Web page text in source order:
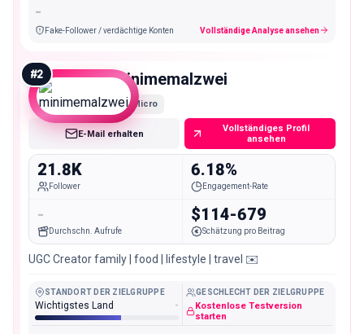
-
Fake-Follower / verdächtige Konten Vollständige Analyse ansehen
#2 minimemalzwei
Micro
E-Mail erhalten
Vollständiges Profil
ansehen
21.8K
Follower
6.18%
Engagement-Rate
-
Durchschn. Aufrufe
$114-679
Schätzung pro Beitrag
UGC Creator family | food | lifestyle | travel ✉️
STANDORT DER ZIELGRUPPE
Wichtigstes Land -
GESCHLECHT DER ZIELGRUPPE
Kostenlose Testversion
starten